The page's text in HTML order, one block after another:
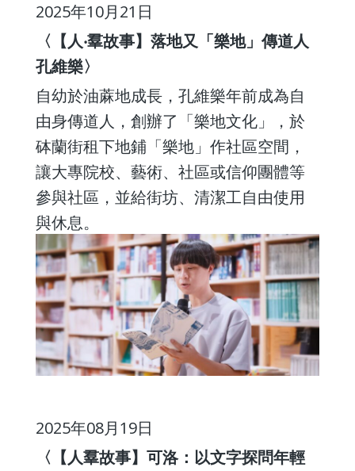
2025年10月21日
〈【人‧羣故事】落地又「樂地」傳道人
孔維樂〉
自幼於油蔴地成長，孔維樂年前成為自
由身傳道人，創辦了「樂地文化」，於
砵蘭街租下地鋪「樂地」作社區空間，
讓大專院校、藝術、社區或信仰團體等
參與社區，並給街坊、清潔工自由使用
與休息。
2025年08月19日
〈【人羣故事】可洛：以文字探問年輕